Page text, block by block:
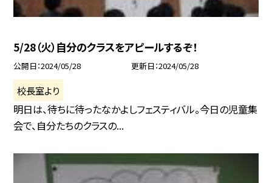
5/28（火）自分のクラスをアピールするぞ！
公開日 2024/05/28 更新日 2024/05/28
校長室より
明日は、待ちに待ったなかよしフェスティバル。今日の児童集
会で、自分たちのクラスの...